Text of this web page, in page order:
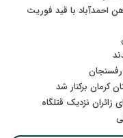
احمدآباد با قید فوریت
برکنار شد
نزدیک قتلگاه